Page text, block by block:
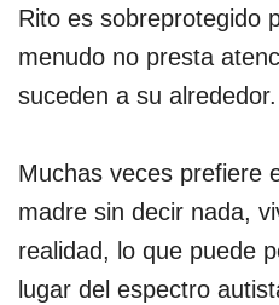
Rito es sobreprotegido
menudo no presta
suceden a su alrededor.
Muchas veces prefiere
madre sin decir nada,
realidad, lo que puede
lugar del espectro